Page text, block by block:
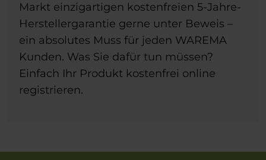
Markt einzigartigen kostenfreien 5-Jahre-
Herstellergarantie gerne unter Beweis –
ein absolutes Muss für jeden WAREMA
Kunden. Was Sie dafür tun müssen?
Einfach Ihr Produkt kostenfrei online
registrieren.